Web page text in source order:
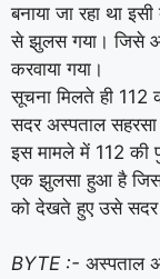
बनाया जा रहा था
से झुलस गया। जिसे
करवाया गया।
सूचना मिलते ही
सदर अस्पताल
इस मामले में 112 की
एक झुलसा हुआ है
को देखते हुए उसे सदर
BYTE :- अस्पताल